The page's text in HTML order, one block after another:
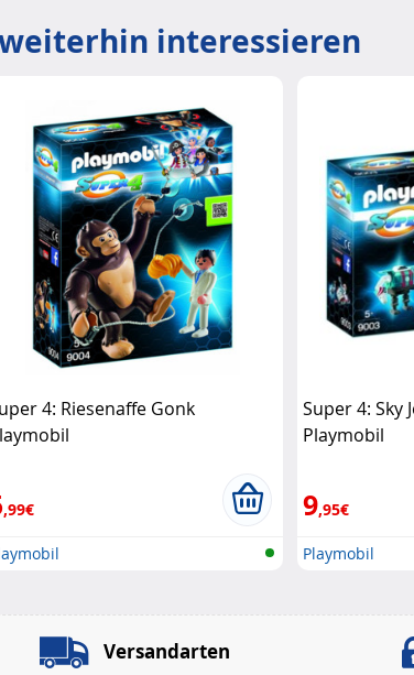
interessieren
4: Riesenaffe Gonk
,99€
Super 4: Sky
Playmobil
9,95€
Playmobil
Versandarten